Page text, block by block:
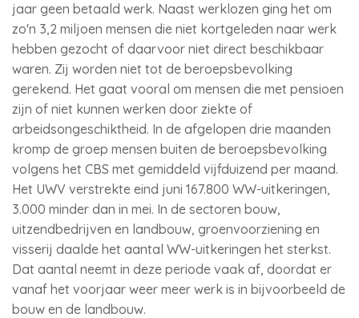
jaar geen betaald werk. Naast werklozen ging het om
zo'n 3,2 miljoen mensen die niet kortgeleden naar werk
hebben gezocht of daarvoor niet direct beschikbaar
waren. Zij worden niet tot de beroepsbevolking
gerekend. Het gaat vooral om mensen die met pensioen
zijn of niet kunnen werken door ziekte of
arbeidsongeschiktheid. In de afgelopen drie maanden
kromp de groep mensen buiten de beroepsbevolking
volgens het CBS met gemiddeld vijfduizend per maand.
Het UWV verstrekte eind juni 167.800 WW-uitkeringen,
3.000 minder dan in mei. In de sectoren bouw,
uitzendbedrijven en landbouw, groenvoorziening en
visserij daalde het aantal WW-uitkeringen het sterkst.
Dat aantal neemt in deze periode vaak af, doordat er
vanaf het voorjaar weer meer werk is in bijvoorbeeld de
bouw en de landbouw.